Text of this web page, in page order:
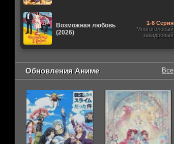
Возможная любовь
(2026)
1-8 Серия
Многоголосый
закадровый
Обновления Аниме Все